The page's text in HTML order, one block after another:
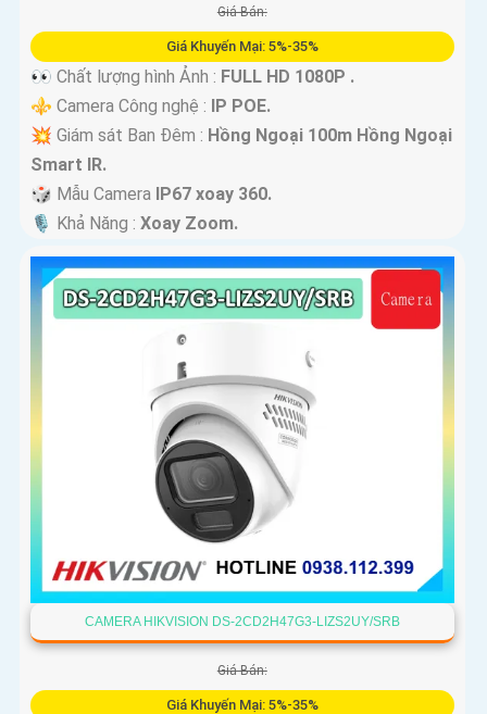
Giá Bán:
Giá Khuyến Mại: 5%-35%
️
👀 Chất lượng hình Ảnh : FULL HD 1080P .
⚜️ Camera Công nghệ : IP POE.
💥 Giám sát Ban Đêm : Hồng Ngoại 100m Hồng Ngoại
Smart IR.
🎲 Mẫu Camera IP67 xoay 360.
️🎙 Khả Năng : Xoay Zoom.
CAMERA HIKVISION DS-2CD2H47G3-LIZS2UY/SRB
Giá Bán:
Giá Khuyến Mại: 5%-35%